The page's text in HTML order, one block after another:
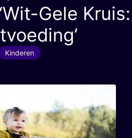
‘Wit-Gele Kruis:
Kinderen